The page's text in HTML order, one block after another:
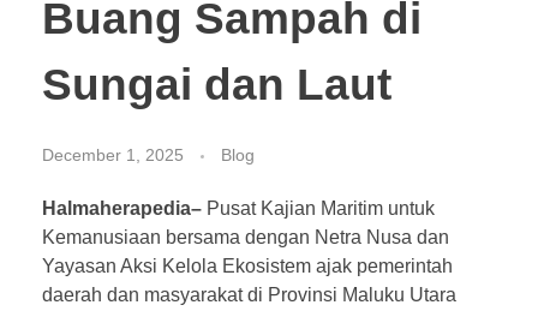
Buang Sampah di
Sungai dan Laut
December 1, 2025 Blog
Halmaherapedia– Pusat Kajian Maritim untuk
Kemanusiaan bersama dengan Netra Nusa dan
Yayasan Aksi Kelola Ekosistem ajak pemerintah
daerah dan masyarakat di Provinsi Maluku Utara